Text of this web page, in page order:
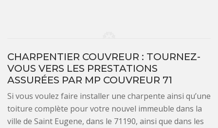
CHARPENTIER COUVREUR : TOURNEZ-
VOUS VERS LES PRESTATIONS
ASSURÉES PAR MP COUVREUR 71
Si vous voulez faire installer une charpente ainsi qu’une
toiture complète pour votre nouvel immeuble dans la
ville de Saint Eugene, dans le 71190, ainsi que dans les